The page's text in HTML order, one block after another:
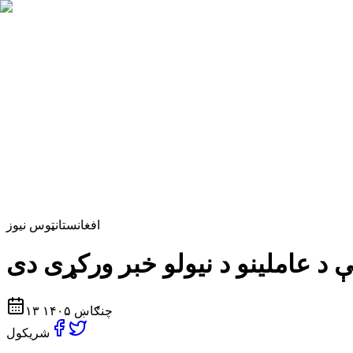
افغانستانټوس نیوز
۱۳ چنګاښ ۱۴۰۵
شریکول